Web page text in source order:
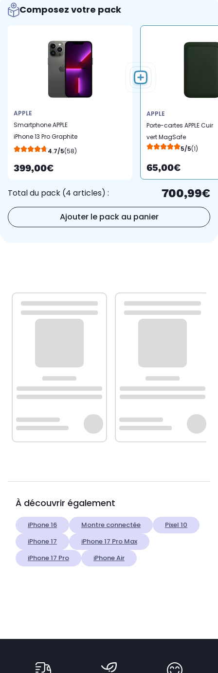
Composez votre pack
APPLE
Smartphone APPLE
iPhone 13 Pro Graphite
128Go 5G
4.7/5(58)
399,00€
APPLE
Porte-cartes APPLE Cuir
vert MagSafe
5/5(1)
65,00€
Total du pack (4 articles) : 700,99€
Ajouter le pack au panier
À découvrir également
iPhone 16 Montre connectée
Pixel 10
iPhone 17
iPhone 17 Pro Max
iPhone 17 Pro
iPhone Air